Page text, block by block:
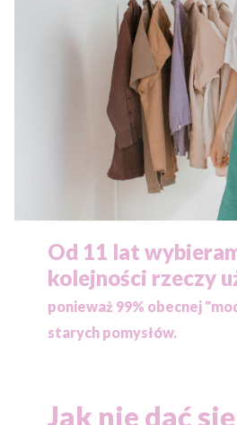
Od 11 lat
kolejności rzeczy
ponieważ 99% obecnej
starych pomysłów.
Jak nie dać